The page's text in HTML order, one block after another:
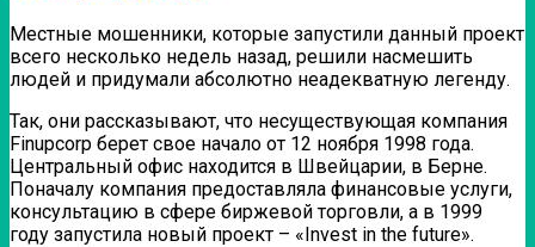
Местные мошенники, которые запустили данный проект
всего несколько недель назад, решили насмешить
людей и придумали абсолютно неадекватную легенду.
Так, они рассказывают, что несуществующая компания
Finupcorp берет свое начало от 12 ноября 1998 года.
Центральный офис находится в Швейцарии, в Берне.
Поначалу компания предоставляла финансовые услуги,
консультацию в сфере биржевой торговли, а в 1999
году запустила новый проект – «Invest in the future».